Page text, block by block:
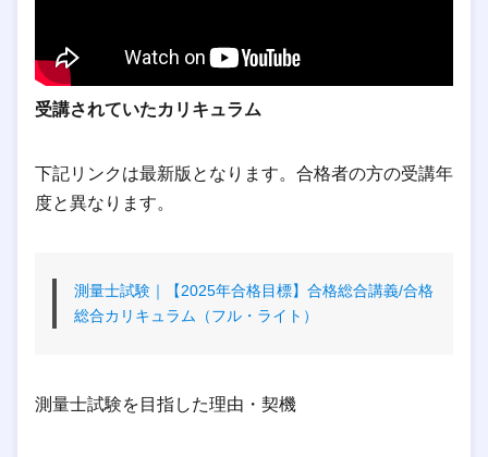
受講されていたカリキュラム
下記リンクは最新版となります。合格者の方の受講年
度と異なります。
測量士試験｜【2025年合格目標】合格総合講義/合格
総合カリキュラム（フル・ライト）
測量士試験を目指した理由・契機